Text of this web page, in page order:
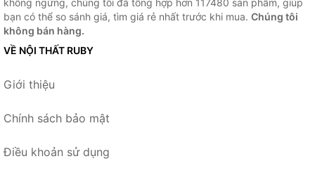
bạn có thể so sánh giá, tìm giá rẻ nhất trước khi mua. Chúng tôi
không bán hàng.
VỀ NỘI THẤT RUBY
Giới thiệu
Chính sách bảo mật
Điều khoản sử dụng